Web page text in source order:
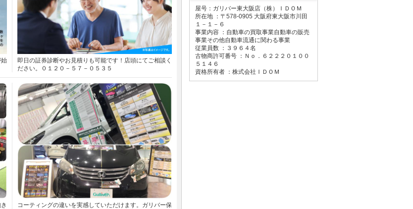
即日の証券診断やお見積りも可能です！店頭にてご相談く
ださい。０１２０－５７－０５３５
コーティングの違いを実感していただけます。ガリバー保
(税込)
(リ済込)
548.8 万円
(税込)
グークーポン
イスターＧタボアバンク
ロムプロパイロットＥＤ
支払総額 148.8
屋号：ガリバー東大阪店（株）ＩＤＯＭ
所在地 ：〒 578-0905 大阪府東大阪市川田
１－１－６
事業内容 ：自動車の買取事業自動車の販売
事業その他自動車流通に関わる事業
従業員数 ：３９６４名
古物商許可番号 ：Ｎｏ．６２２２０１００
５１４６
資格所有者 ：株式会社ＩＤＯＭ